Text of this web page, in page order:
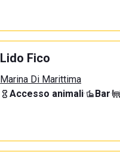
Lido Fico
Marina Di Marittima
Accesso animali· Bar·